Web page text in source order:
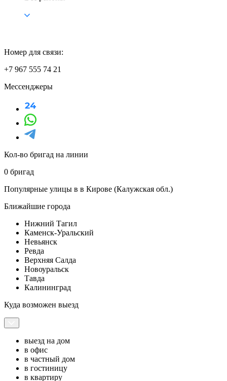
Номер для связи:
+7 967 555 74 21
Мессенджеры
Кол-во бригад на линии
0 бригад
Популярные улицы в в Кирове (Калужская обл.)
Ближайшие города
Нижний Тагил
Каменск-Уральский
Невьянск
Ревда
Верхняя Салда
Новоуральск
Тавда
Калининград
Куда возможен выезд
выезд на дом
в офис
в частный дом
в гостиницу
в квартиру